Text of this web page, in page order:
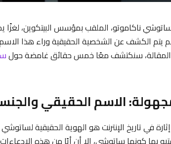
ناكاموتو، الملقب بمؤسس البيتكوين، لغزًا
يتم الكشف عن الشخصية الحقيقية وراء هذا
سنكتشف معًا خمس حقائق غامضة حول
إثارة في تاريخ الإنترنت هو الهوية الحقيقية
بها كونها ساتوشي، إلا أن أيًا من هذه الادعاءات